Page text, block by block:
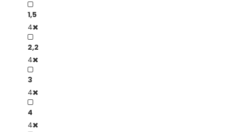
1,5
4
2,2
4
3
4
4
4